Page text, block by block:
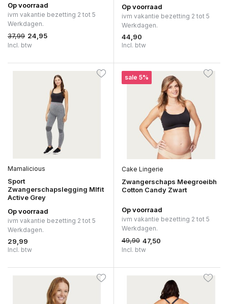
Op voorraad
ivm vakantie bezetting 2 tot 5
Werkdagen.
37,99 24,95
Incl. btw
Op voorraad
ivm vakantie bezetting 2 tot 5
Werkdagen.
44,90
Incl. btw
Mamalicious
Sport
Zwangerschapslegging Mlfit
Active Grey
Op voorraad
ivm vakantie bezetting 2 tot 5
Werkdagen.
29,99
Incl. btw
sale 5%
Cake Lingerie
Zwangerschaps Meegroeibh
Cotton Candy Zwart
Op voorraad
ivm vakantie bezetting 2 tot 5
Werkdagen.
49,90 47,50
Incl. btw